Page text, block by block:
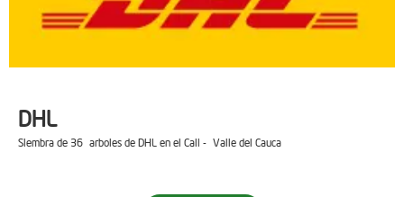
DHL
Siembra de 36 arboles de DHL en el Cali - Valle del Cauca